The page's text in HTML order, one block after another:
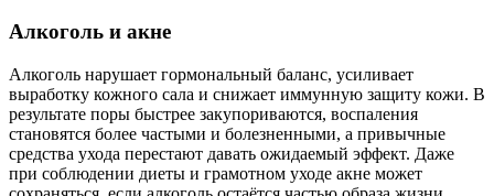
Алкоголь и акне
Алкоголь нарушает гормональный баланс, усиливает
выработку кожного сала и снижает иммунную защиту кожи. В
результате поры быстрее закупориваются, воспаления
становятся более частыми и болезненными, а привычные
средства ухода перестают давать ожидаемый эффект. Даже
при соблюдении диеты и грамотном уходе акне может